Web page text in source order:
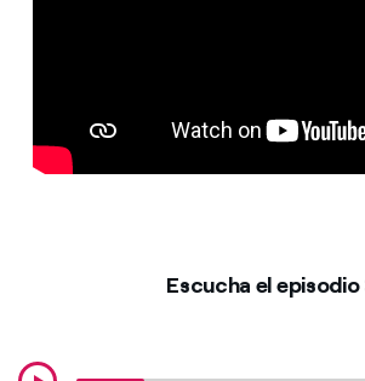
¿Has recibido una oferta para
compañía?
Escucha el episodio